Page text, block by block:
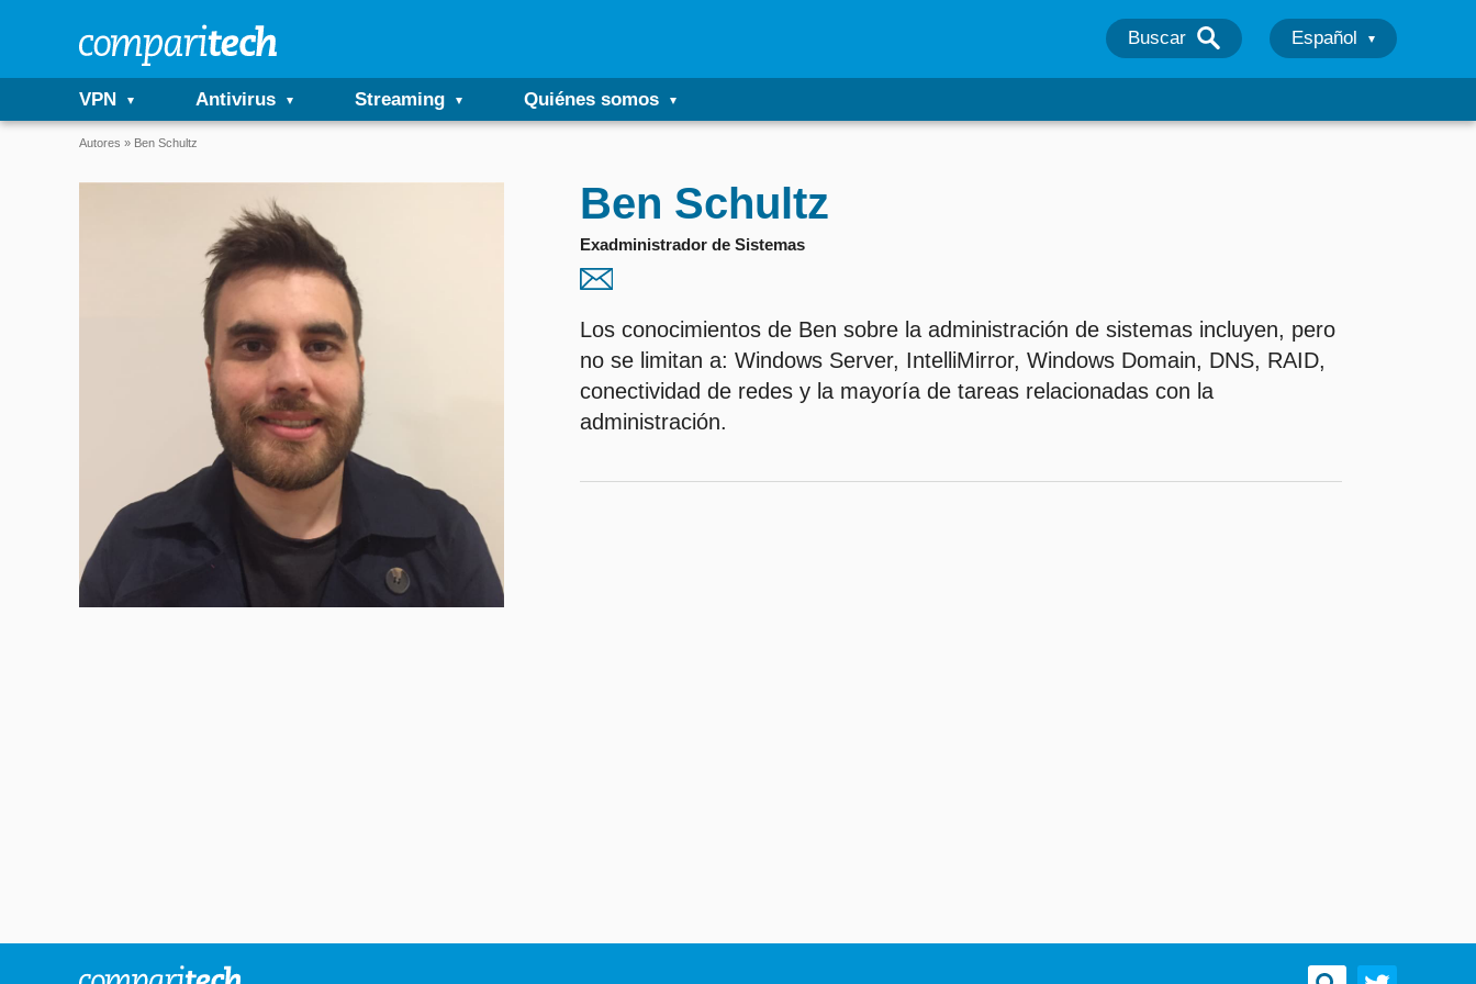
Buscar Español
VPN Antivirus Streaming Quiénes somos
Autores Ben Schultz
Ben Schultz
Exadministrador de Sistemas
Los conocimientos de Ben sobre la administración de sistemas incluyen, pero
no se limitan a: Windows Server, IntelliMirror, Windows Domain, DNS, RAID,
conectividad de redes y la mayoría de tareas relacionadas con la
administración.